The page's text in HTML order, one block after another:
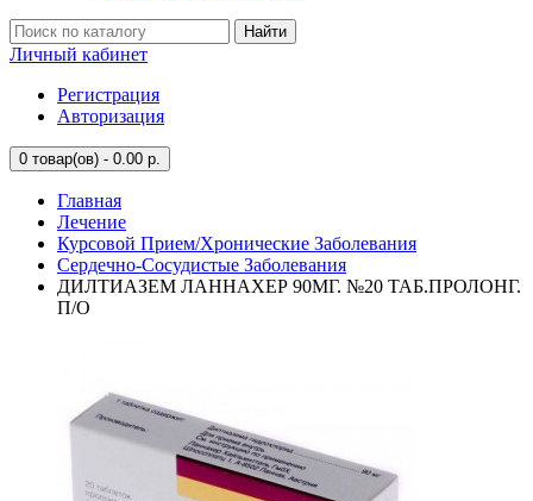
Найти
Личный кабинет
Регистрация
Авторизация
0 товар(ов) - 0.00 р.
Главная
Лечение
Курсовой Прием/Хронические Заболевания
Сердечно-Сосудистые Заболевания
ДИЛТИАЗЕМ ЛАННАХЕР 90МГ. №20 ТАБ.ПРОЛОНГ.
П/О